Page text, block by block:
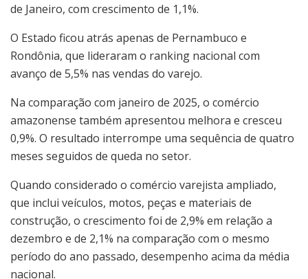
de Janeiro, com crescimento de 1,1%.
O Estado ficou atrás apenas de Pernambuco e
Rondônia, que lideraram o ranking nacional com
avanço de 5,5% nas vendas do varejo.
Na comparação com janeiro de 2025, o comércio
amazonense também apresentou melhora e cresceu
0,9%. O resultado interrompe uma sequência de quatro
meses seguidos de queda no setor.
Quando considerado o comércio varejista ampliado,
que inclui veículos, motos, peças e materiais de
construção, o crescimento foi de 2,9% em relação a
dezembro e de 2,1% na comparação com o mesmo
período do ano passado, desempenho acima da média
nacional.